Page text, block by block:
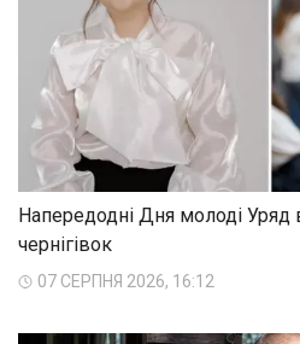
Напередодні Дня молоді Уряд
чернігівок
07 СЕРПНЯ 2026, 16:12